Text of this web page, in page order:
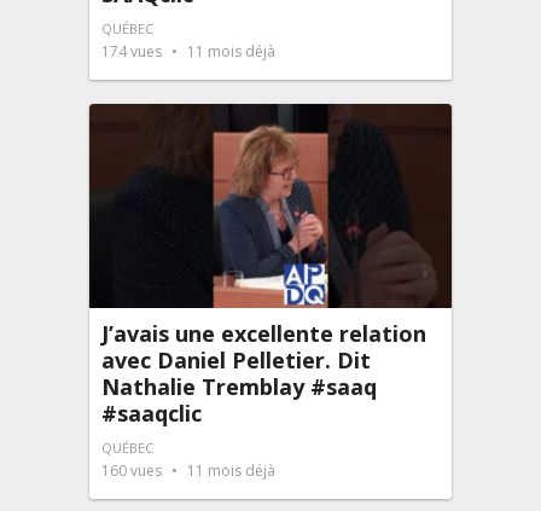
QUÉBEC
174vues 11 mois déjà
J’avais une excellente relation
avec Daniel Pelletier. Dit
Nathalie Tremblay #saaq
#saaqclic
QUÉBEC
160vues 11 mois déjà